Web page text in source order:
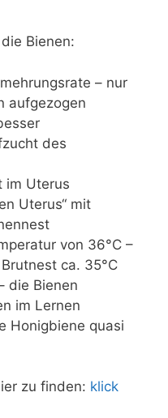
Bienen:
– nur
aufgezogen
des
im Uterus
Uterus“ mit
von 36°C –
ca. 35°C
die Bienen
im Lernen
Honigbiene quasi
zu finden: klick